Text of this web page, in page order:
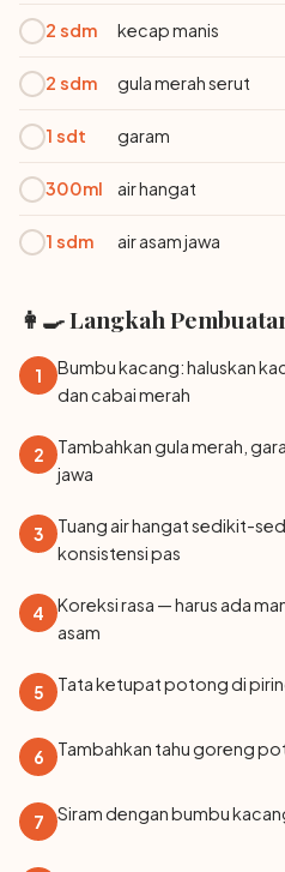
2 sdm kecap manis
2 sdm gula merah serut
1 sdt garam
300ml air hangat
1 sdm air asam jawa
👩‍🍳 Langkah
1
Bumbu kacang: haluskan
dan cabai merah
2
Tambahkan gula merah,
jawa
3
Tuang air hangat sedikit-
konsistensi pas
4
Koreksi rasa — harus ada
asam
5 Tata ketupat potong di
6 Tambahkan tahu goreng
7 Siram dengan bumbu